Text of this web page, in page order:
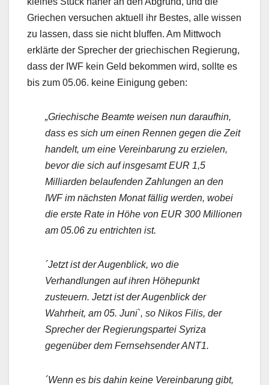
Griechen versuchen aktuell ihr Bestes, alle wissen
zu lassen, dass sie nicht bluffen. Am Mittwoch
erklärte der Sprecher der griechischen Regierung,
dass der IWF kein Geld bekommen wird, sollte es
bis zum 05.06. keine Einigung geben:
„Griechische Beamte weisen nun daraufhin,
dass es sich um einen Rennen gegen die Zeit
handelt, um eine Vereinbarung zu erzielen,
bevor die sich auf insgesamt EUR 1,5
Milliarden belaufenden Zahlungen an den
IWF im nächsten Monat fällig werden, wobei
die erste Rate in Höhe von EUR 300 Millionen
am 05.06 zu entrichten ist.
´Jetzt ist der Augenblick, wo die
Verhandlungen auf ihren Höhepunkt
zusteuern. Jetzt ist der Augenblick der
Wahrheit, am 05. Juni`, so Nikos Filis, der
Sprecher der Regierungspartei Syriza
gegenüber dem Fernsehsender ANT1.
´Wenn es bis dahin keine Vereinbarung gibt,